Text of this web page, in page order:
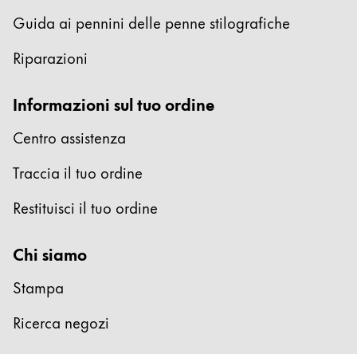
Per Apple
Per Android
Carta digitale
Pittura e disegno
Matite colorate
Attrezzature e accessori
Ricariche
Ricambi
Guida ai pennini delle penne stilografiche
Riparazioni
Informazioni sul tuo ordine
Centro assistenza
Traccia il tuo ordine
Restituisci il tuo ordine
Chi siamo
Stampa
Ricerca negozi